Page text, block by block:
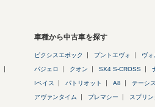
車種から中古車を探す
ピクシスエポック プントエヴォ ヴォ
パジェロ クオン SX4 S-CROSS
Iペイス パトリオット A8 テーシス
アヴァンタイム プレマシー スプリ